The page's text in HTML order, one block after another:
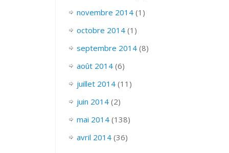
novembre 2014(1)
octobre 2014(1)
septembre 2014(8)
août 2014(6)
juillet 2014(11)
juin 2014(2)
mai 2014(138)
avril 2014(36)